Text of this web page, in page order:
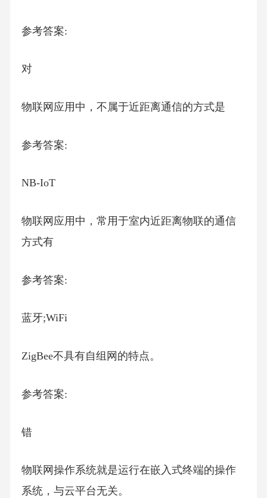
参考答案:
对
物联网应用中，不属于近距离通信的方式是
参考答案:
NB-IoT
物联网应用中，常用于室内近距离物联的通信
方式有
参考答案:
蓝牙;WiFi
ZigBee不具有自组网的特点。
参考答案:
错
物联网操作系统就是运行在嵌入式终端的操作
系统，与云平台无关。